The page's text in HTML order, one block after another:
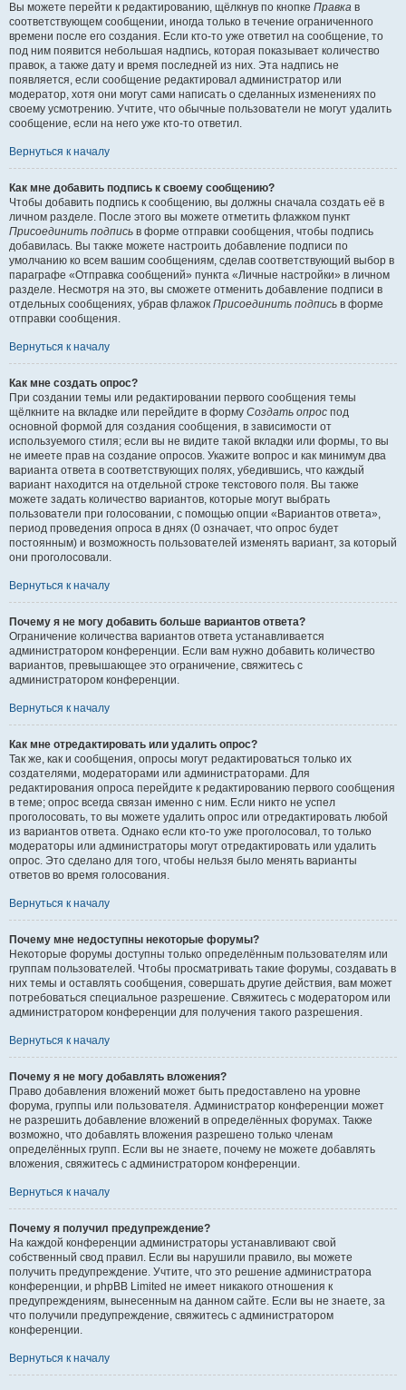
Вы можете перейти к редактированию, щёлкнув по кнопке Правка в
соответствующем сообщении, иногда только в течение ограниченного
времени после его создания. Если кто-то уже ответил на сообщение, то
под ним появится небольшая надпись, которая показывает количество
правок, а также дату и время последней из них. Эта надпись не
появляется, если сообщение редактировал администратор или
модератор, хотя они могут сами написать о сделанных изменениях по
своему усмотрению. Учтите, что обычные пользователи не могут удалить
сообщение, если на него уже кто-то ответил.
Вернуться к началу
Как мне добавить подпись к своему сообщению?
Чтобы добавить подпись к сообщению, вы должны сначала создать её в
личном разделе. После этого вы можете отметить флажком пункт
Присоединить подпись в форме отправки сообщения, чтобы подпись
добавилась. Вы также можете настроить добавление подписи по
умолчанию ко всем вашим сообщениям, сделав соответствующий выбор в
параграфе «Отправка сообщений» пункта «Личные настройки» в личном
разделе. Несмотря на это, вы сможете отменить добавление подписи в
отдельных сообщениях, убрав флажок Присоединить подпись в форме
отправки сообщения.
Вернуться к началу
Как мне создать опрос?
При создании темы или редактировании первого сообщения темы
щёлкните на вкладке или перейдите в форму Создать опрос под
основной формой для создания сообщения, в зависимости от
используемого стиля; если вы не видите такой вкладки или формы, то вы
не имеете прав на создание опросов. Укажите вопрос и как минимум два
варианта ответа в соответствующих полях, убедившись, что каждый
вариант находится на отдельной строке текстового поля. Вы также
можете задать количество вариантов, которые могут выбрать
пользователи при голосовании, с помощью опции «Вариантов ответа»,
период проведения опроса в днях (0 означает, что опрос будет
постоянным) и возможность пользователей изменять вариант, за который
они проголосовали.
Вернуться к началу
Почему я не могу добавить больше вариантов ответа?
Ограничение количества вариантов ответа устанавливается
администратором конференции. Если вам нужно добавить количество
вариантов, превышающее это ограничение, свяжитесь с
администратором конференции.
Вернуться к началу
Как мне отредактировать или удалить опрос?
Так же, как и сообщения, опросы могут редактироваться только их
создателями, модераторами или администраторами. Для
редактирования опроса перейдите к редактированию первого сообщения
в теме; опрос всегда связан именно с ним. Если никто не успел
проголосовать, то вы можете удалить опрос или отредактировать любой
из вариантов ответа. Однако если кто-то уже проголосовал, то только
модераторы или администраторы могут отредактировать или удалить
опрос. Это сделано для того, чтобы нельзя было менять варианты
ответов во время голосования.
Вернуться к началу
Почему мне недоступны некоторые форумы?
Некоторые форумы доступны только определённым пользователям или
группам пользователей. Чтобы просматривать такие форумы, создавать в
них темы и оставлять сообщения, совершать другие действия, вам может
потребоваться специальное разрешение. Свяжитесь с модератором или
администратором конференции для получения такого разрешения.
Вернуться к началу
Почему я не могу добавлять вложения?
Право добавления вложений может быть предоставлено на уровне
форума, группы или пользователя. Администратор конференции может
не разрешить добавление вложений в определённых форумах. Также
возможно, что добавлять вложения разрешено только членам
определённых групп. Если вы не знаете, почему не можете добавлять
вложения, свяжитесь с администратором конференции.
Вернуться к началу
Почему я получил предупреждение?
На каждой конференции администраторы устанавливают свой
собственный свод правил. Если вы нарушили правило, вы можете
получить предупреждение. Учтите, что это решение администратора
конференции, и phpBB Limited не имеет никакого отношения к
предупреждениям, вынесенным на данном сайте. Если вы не знаете, за
что получили предупреждение, свяжитесь с администратором
конференции.
Вернуться к началу